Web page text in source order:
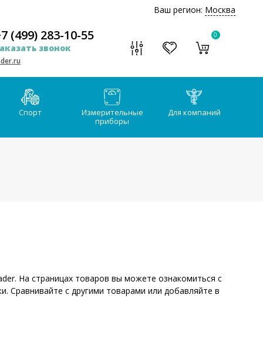
Ваш регион: Москва
(499) 283-10-55
звонок
0
Спорт
Измерительные
приборы
Для компаний
На страницах товаров вы можете ознакомиться с
Сравнивайте с другими товарами или добавляйте в